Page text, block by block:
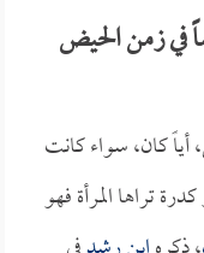
في زمن الحيض
كان، سواء كانت
تراها المرأة فهو